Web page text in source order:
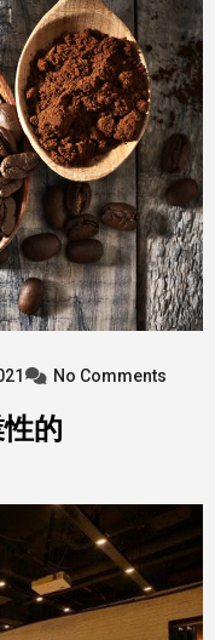
No Comments
的